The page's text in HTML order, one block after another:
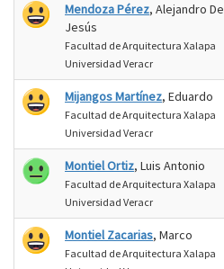
Mendoza Pérez, Alejandro De
Jesús
Facultad de Arquitectura Xalapa
Universidad Veracr
Mijangos Martínez, Eduardo
Facultad de Arquitectura Xalapa
Universidad Veracr
Montiel Ortiz, Luis Antonio
Facultad de Arquitectura Xalapa
Universidad Veracr
Montiel Zacarias, Marco
Facultad de Arquitectura Xalapa